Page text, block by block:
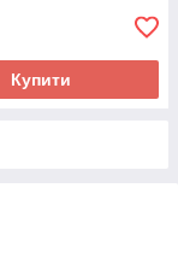
Купити